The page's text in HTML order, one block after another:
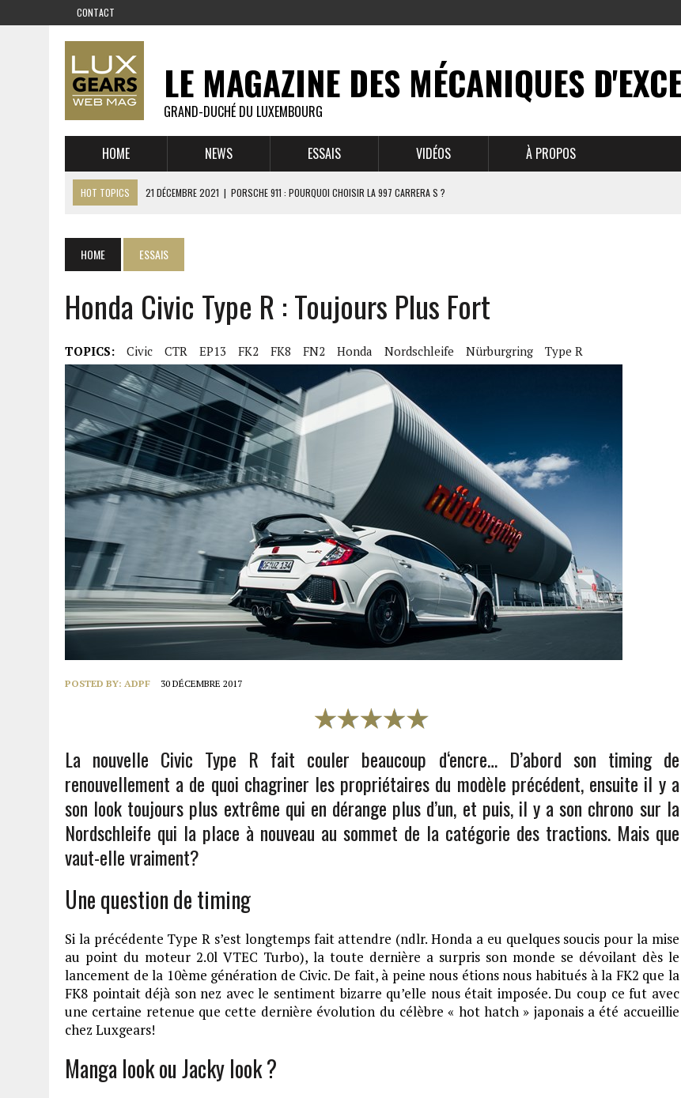
CONTACT
LE MAGAZINE DES MÉCANIQUES
GRAND-DUCHÉ DU LUXEMBOURG
HOME NEWS ESSAIS VIDÉOS À PROPOS
HOT TOPICS 21 DÉCEMBRE 2021 | PORSCHE 911 : POURQUOI CHOISIR LA 997 CARRERA S ?
1 JUIN 2021 | GROUPE 3 : ALPINE A110 1600 S VS PORSCHE 911 2,7 RS
6 AVRIL 2021
DE L’HUILE SUR LA PISTE – ART CARS
22 OCTOBRE 2020 | EXPO MAZDA 100 ANS – AUTOWORLD MUSEUM BRUSSELS
HOME ESSAIS
Honda Civic Type R : Toujours Plus Fort
TOPICS: Civic CTR EP13 FK2 FK8 FN2 Honda Nordschleife Nürburgring Type R
POSTED BY: ADPF 30 DÉCEMBRE 2017
La nouvelle Civic Type R fait couler beaucoup d‘encre… D’abord son timing de
renouvellement a de quoi chagriner les propriétaires du modèle précédent, ensuite il y a
son look toujours plus extrême qui en dérange plus d’un, et puis, il y a son chrono sur la
Nordschleife qui la place à nouveau au sommet de la catégorie des tractions. Mais que
vaut-elle vraiment?
Une question de timing
Si la précédente Type R s’est longtemps fait attendre (ndlr. Honda a eu quelques soucis pour la mise
au point du moteur 2.0l VTEC Turbo), la toute dernière a surpris son monde se dévoilant dès le
lancement de la 10ème génération de Civic. De fait, à peine nous étions nous habitués à la FK2 que la
FK8 pointait déjà son nez avec le sentiment bizarre qu’elle nous était imposée. Du coup ce fut avec
une certaine retenue que cette dernière évolution du célèbre « hot hatch » japonais a été accueillie
chez Luxgears!
Manga look ou Jacky look ?